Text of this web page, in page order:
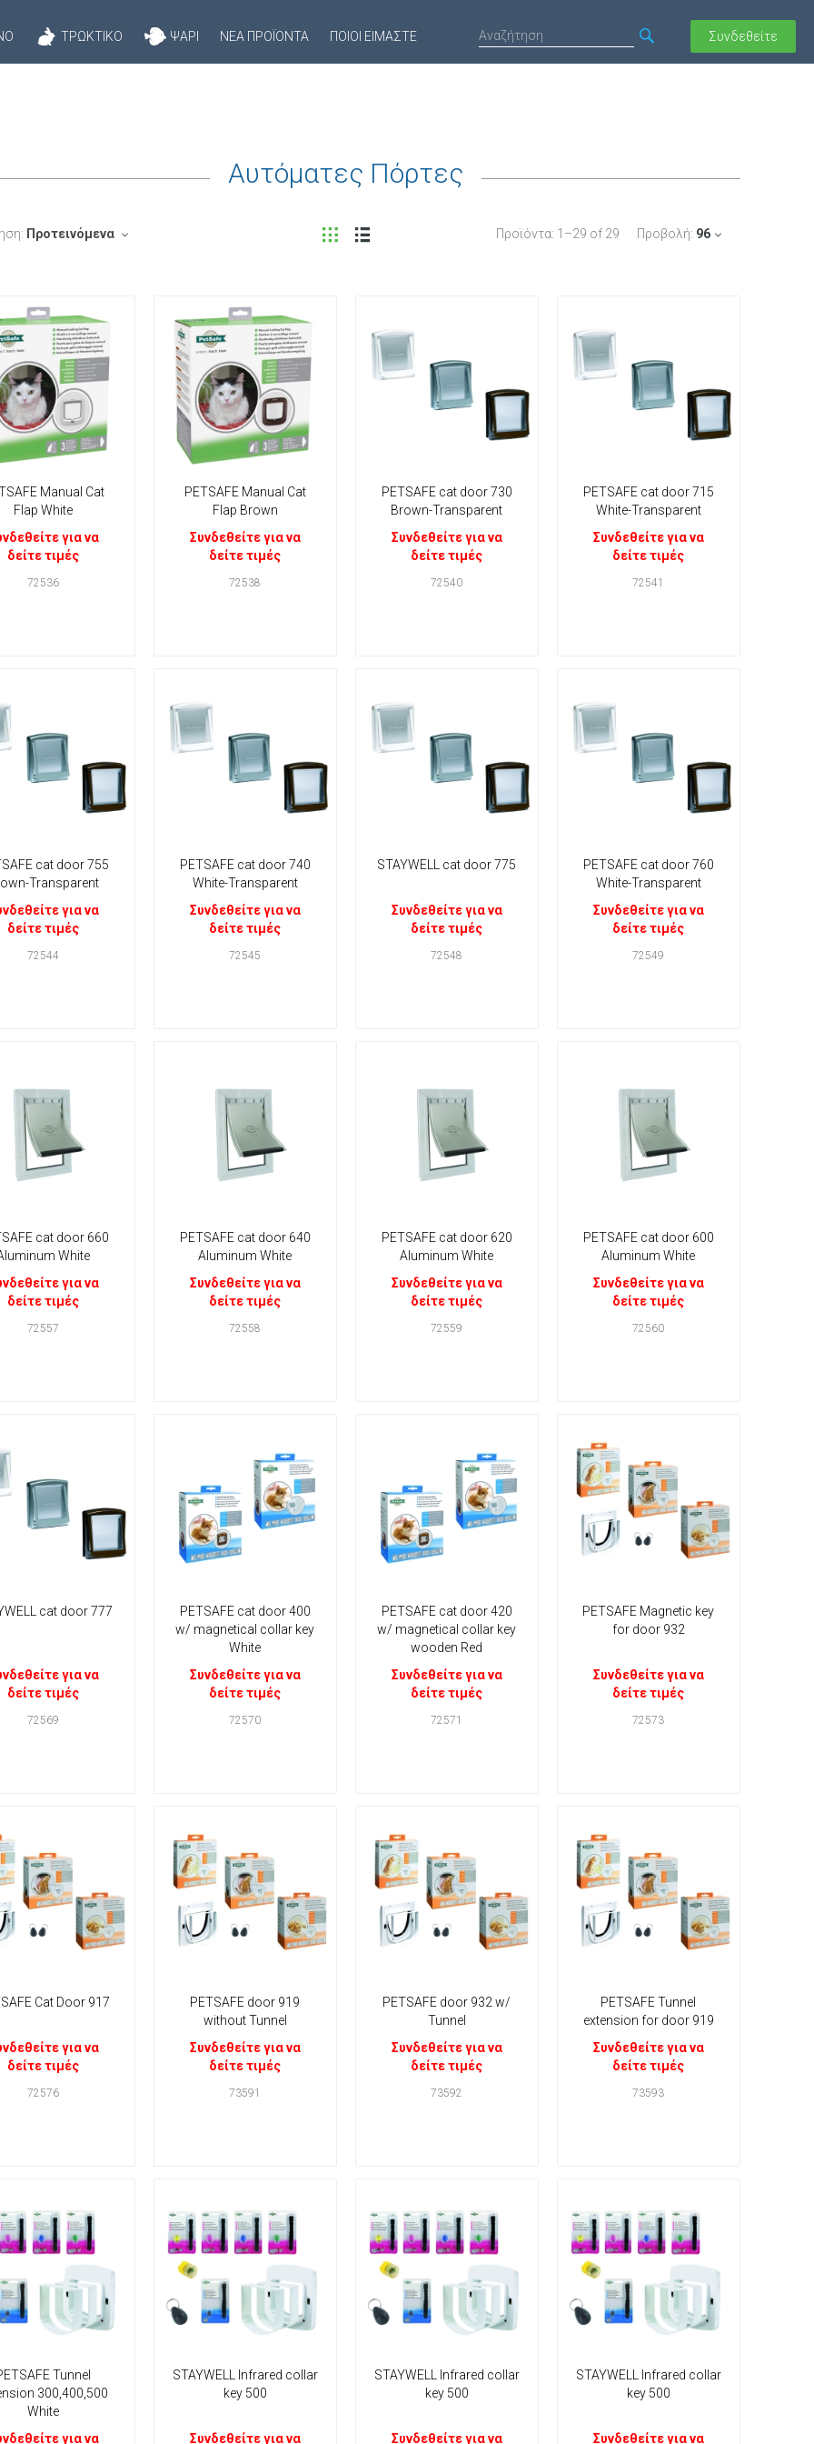
ΤΡΩΚΤΙΚΌ ΨΆΡΙ ΝΈΑ ΠΡΟΪΌΝΤΑ ΠΟΙΟΊ ΕΊΜΑΣΤΕ Συνδεθείτε
Αυτόματες Πόρτες
Προϊόντα: 1 –29 of 29 Προβολή: 96
Προτεινόμενα
Manual Cat
Flap White
για να
δείτε τιμές
72536
PETSAFE Manual Cat
Flap Brown
Συνδεθείτε για να
δείτε τιμές
72538
PETSAFE cat door 730
Brown-Transparent
Συνδεθείτε για να
δείτε τιμές
72540
PETSAFE cat door 715
White-Transparent
Συνδεθείτε για να
δείτε τιμές
72541
cat door 755
Transparent
για να
δείτε τιμές
72544
PETSAFE cat door 740
White-Transparent
Συνδεθείτε για να
δείτε τιμές
72545
STAYWELL cat door 775
Συνδεθείτε για να
δείτε τιμές
72548
PETSAFE cat door 760
White-Transparent
Συνδεθείτε για να
δείτε τιμές
72549
cat door 660
White
για να
δείτε τιμές
72557
PETSAFE cat door 640
Aluminum White
Συνδεθείτε για να
δείτε τιμές
72558
PETSAFE cat door 620
Aluminum White
Συνδεθείτε για να
δείτε τιμές
72559
PETSAFE cat door 600
Aluminum White
Συνδεθείτε για να
δείτε τιμές
72560
cat door 777
για να
δείτε τιμές
72569
PETSAFE cat door 400
w/ magnetical collar key
White
Συνδεθείτε για να
δείτε τιμές
72570
PETSAFE cat door 420
w/ magnetical collar key
wooden Red
Συνδεθείτε για να
δείτε τιμές
72571
PETSAFE Magnetic key
for door 932
Συνδεθείτε για να
δείτε τιμές
72573
Cat Door 917
για να
δείτε τιμές
72576
PETSAFE door 919
without Tunnel
Συνδεθείτε για να
δείτε τιμές
73591
PETSAFE door 932 w/
Tunnel
Συνδεθείτε για να
δείτε τιμές
73592
PETSAFE Tunnel
extension for door 919
Συνδεθείτε για να
δείτε τιμές
73593
Tunnel
300,400,500
White
για να
STAYWELL Infrared collar
key 500
Συνδεθείτε για να
STAYWELL Infrared collar
key 500
Συνδεθείτε για να
STAYWELL Infrared collar
key 500
Συνδεθείτε για να